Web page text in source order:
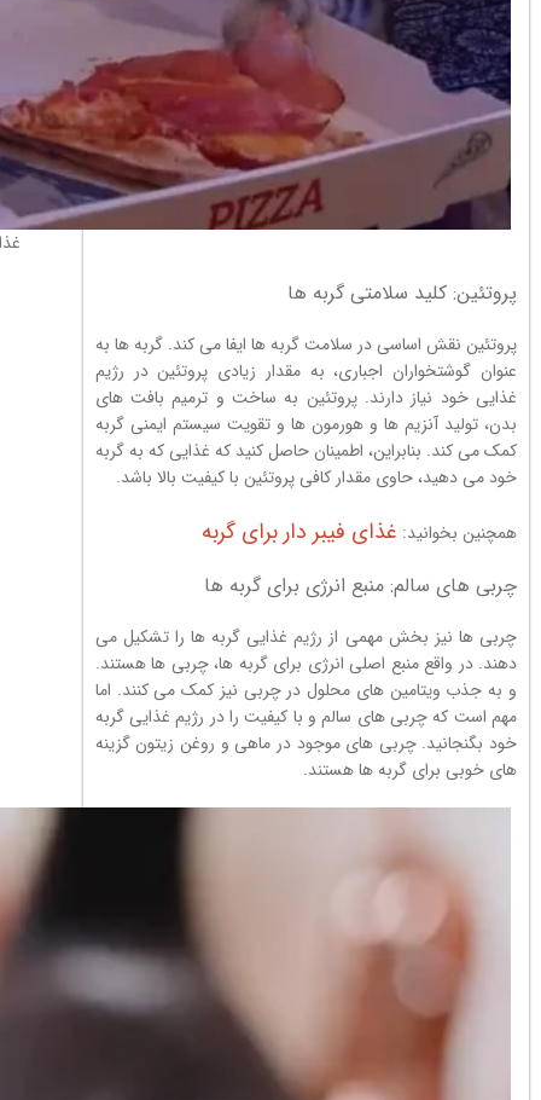
پروتئین: کلید سلامتی گربه ها
پروتئین نقش اساسی در سلامت گربه ها ایفا می کند. گربه ها به
عنوان گوشتخواران اجباری، به مقدار زیادی پروتئین در رژیم
غذایی خود نیاز دارند. پروتئین به ساخت و ترمیم بافت های
بدن، تولید آنزیم ها و هورمون ها و تقویت سیستم ایمنی گربه
کمک می کند. بنابراین، اطمینان حاصل کنید که غذایی که به گربه
خود می دهید، حاوی مقدار کافی پروتئین با کیفیت بالا باشد.
همچنین بخوانید: غذای فیبر دار برای گربه
چربی های سالم: منبع انرژی برای گربه ها
چربی ها نیز بخش مهمی از رژیم غذایی گربه ها را تشکیل می
دهند. در واقع منبع اصلی انرژی برای گربه ها، چربی ها هستند.
و به جذب ویتامین های محلول در چربی نیز کمک می کنند. اما
مهم است که چربی های سالم و با کیفیت را در رژیم غذایی گربه
خود بگنجانید. چربی های موجود در ماهی و روغن زیتون گزینه
های خوبی برای گربه ها هستند.